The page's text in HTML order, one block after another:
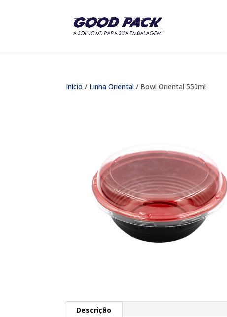
Início / Linha Oriental / Bowl Oriental 550ml
Descrição